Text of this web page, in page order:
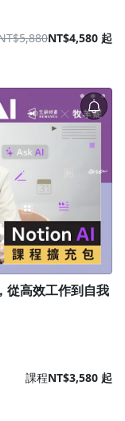
NT$4,580 起
高效工作到自我
課程NT$3,580 起